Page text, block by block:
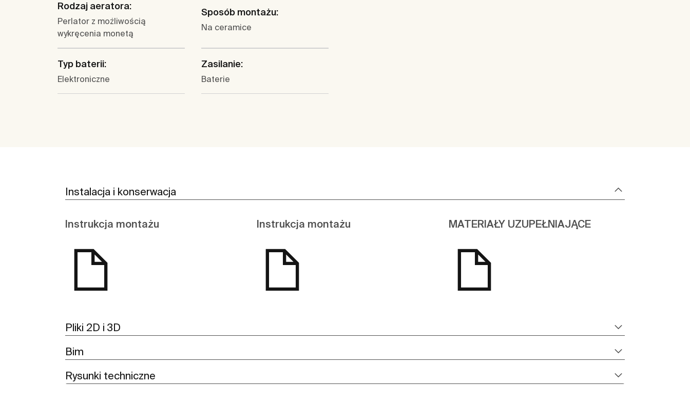
Rodzaj aeratora:
Perlator z możliwością
wykręcenia monetą
Sposób montażu:
Na ceramice
Typ baterii:
Elektroniczne
Zasilanie:
Baterie
Instalacja i konserwacja
Instrukcja montażu Instrukcja montażu MATERIAŁY UZUPEŁNIAJĄCE
Pliki 2D i 3D
Bim
Rysunki techniczne